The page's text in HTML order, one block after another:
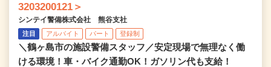
3203200121＞
シンテイ警備株式会社 熊谷支社
注目 アルバイト パート 登録制
＼鶴ヶ島市の施設警備スタッフ／安定現場で無理なく働
ける環境！車・バイク通勤OK！ガソリン代も支給！